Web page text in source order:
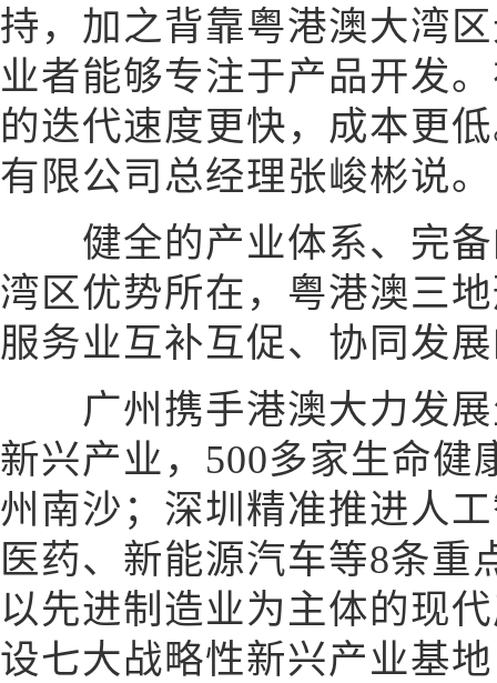
持，加之背靠粤港澳大湾
业者能够专注于产品开发
的迭代速度更快，成本更
有限公司总经理张峻彬说。
健全的产业体系、完备
湾区优势所在，粤港澳三
服务业互补互促、协同发
广州携手港澳大力发展
新兴产业，500多家生命健
州南沙；深圳精准推进人
医药、新能源汽车等8条重
以先进制造业为主体的现
设七大战略性新兴产业基